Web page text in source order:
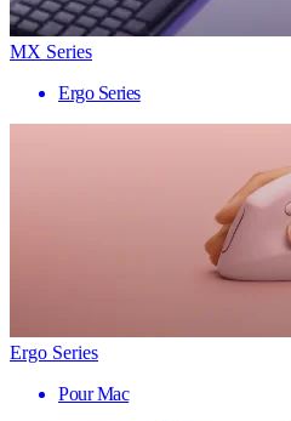
MX Series
Ergo Series
Ergo Series
Pour Mac